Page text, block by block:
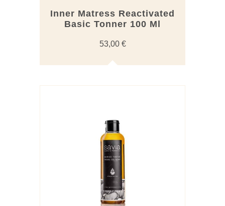
Inner Matress Reactivated
Basic Tonner 100 Ml
53,00 €